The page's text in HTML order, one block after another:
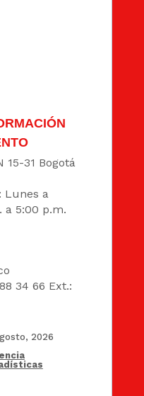
15-31 Bogotá
Lunes a
a 5:00 p.m.
34 66 Ext.:
2026